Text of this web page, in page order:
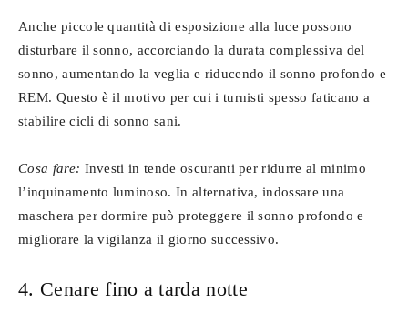
Anche piccole quantità di esposizione alla luce possono
disturbare il sonno, accorciando la durata complessiva del
sonno, aumentando la veglia e riducendo il sonno profondo e
REM. Questo è il motivo per cui i turnisti spesso faticano a
stabilire cicli di sonno sani.
Cosa fare: Investi in tende oscuranti per ridurre al minimo
l’inquinamento luminoso. In alternativa, indossare una
maschera per dormire può proteggere il sonno profondo e
migliorare la vigilanza il giorno successivo.
4. Cenare fino a tarda notte